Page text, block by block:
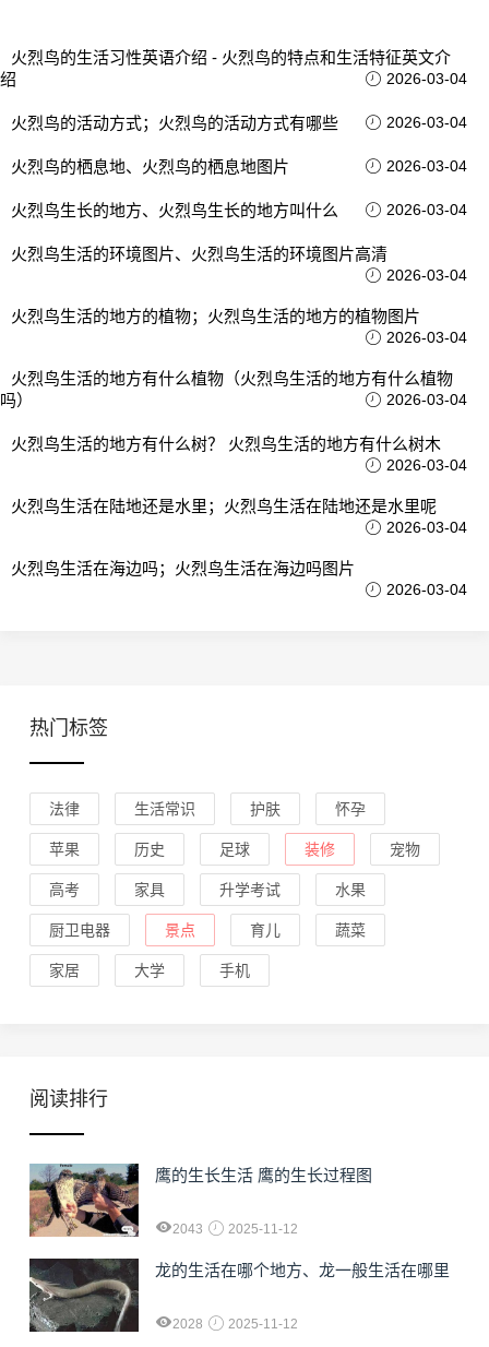
火烈鸟的生活习性英语介绍 - 火烈鸟的特点和生活特征英文介
绍
2026-03-04
火烈鸟的活动方式；火烈鸟的活动方式有哪些 2026-03-04
火烈鸟的栖息地、火烈鸟的栖息地图片 2026-03-04
火烈鸟生长的地方、火烈鸟生长的地方叫什么 2026-03-04
火烈鸟生活的环境图片、火烈鸟生活的环境图片高清
2026-03-04
火烈鸟生活的地方的植物；火烈鸟生活的地方的植物图片
2026-03-04
火烈鸟生活的地方有什么植物（火烈鸟生活的地方有什么植物
吗）
2026-03-04
火烈鸟生活的地方有什么树？ 火烈鸟生活的地方有什么树木
2026-03-04
火烈鸟生活在陆地还是水里；火烈鸟生活在陆地还是水里呢
2026-03-04
火烈鸟生活在海边吗；火烈鸟生活在海边吗图片
2026-03-04
热门标签
法律 生活常识 护肤 怀孕
苹果 历史 足球 装修 宠物
高考 家具 升学考试 水果
厨卫电器 景点 育儿 蔬菜
家居 大学 手机
阅读排行
鹰的生长生活 鹰的生长过程图
2043 2025-11-12
龙的生活在哪个地方、龙一般生活在哪里
2028 2025-11-12